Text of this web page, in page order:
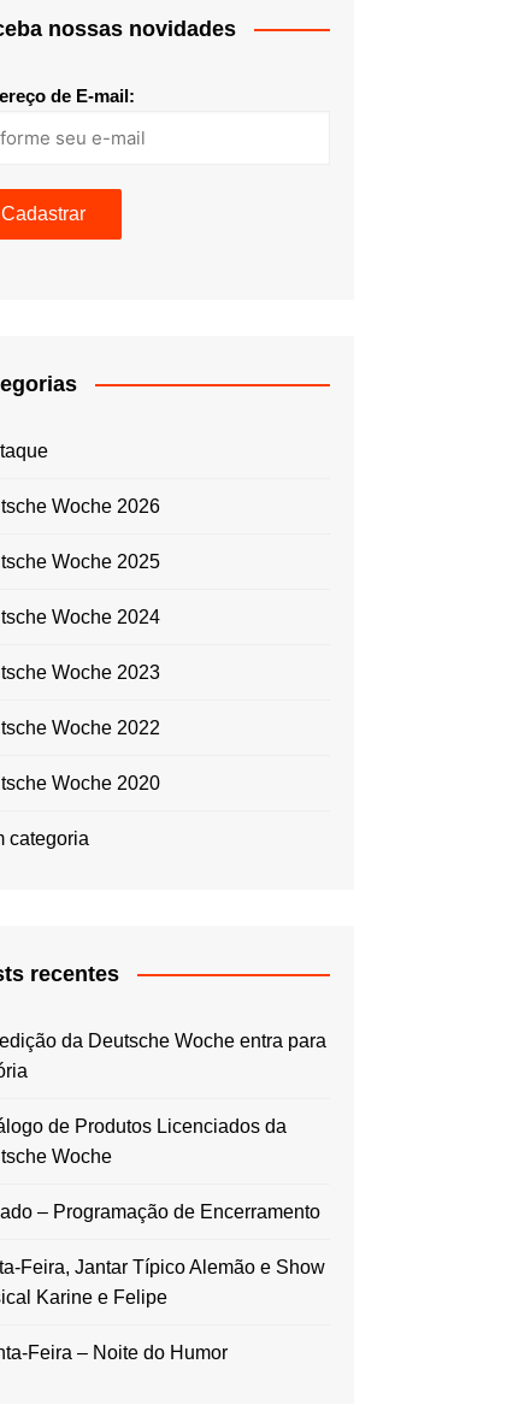
nossas novidades
de E-mail:
Woche 2026
Woche 2025
Woche 2024
Woche 2023
Woche 2022
Woche 2020
categoria
recentes
da Deutsche Woche entra para
de Produtos Licenciados da
Woche
– Programação de Encerramento
Feira, Jantar Típico Alemão e Show
Karine e Felipe
Feira – Noite do Humor